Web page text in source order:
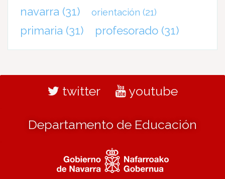
navarra (31) orientación (21)
primaria (31) profesorado (31)
twitter youtube
Departamento de Educación